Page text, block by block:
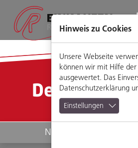
Seiteninhalt
Hauptmenü
Footermenü
Website-
Suche
News
Hinweis zu Cookies
Unsere Webseite
können wir mit Hilfe
ausgewertet. Das
Datenschutzerklärung
Einstellungen